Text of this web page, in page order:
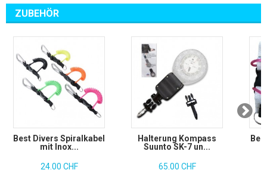
ZUBEHÖR
Best Divers Spiralkabel
mit Inox...
24.00 CHF
Halterung Kompass
Suunto SK-7 un...
65.00 CHF